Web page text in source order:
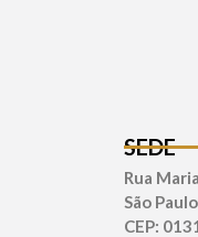
SEDE
Rua
São Paulo
CEP: